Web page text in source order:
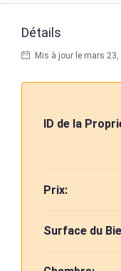
Détails
Mis à jour le mars
ID de la
Prix:
Surface du